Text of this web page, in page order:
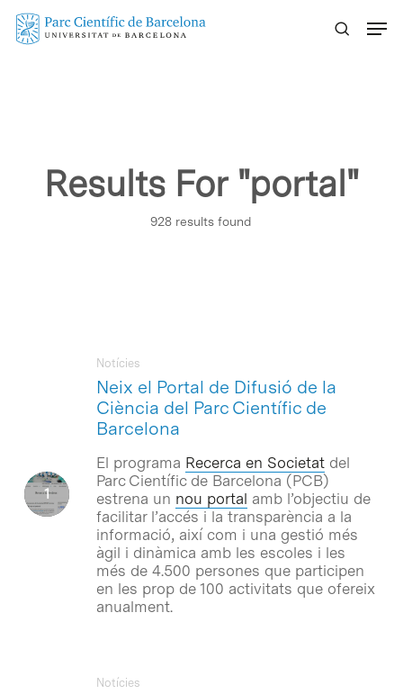
Skip
Results For "portal"
928 results found
Neix el Portal de Difusió de la
Ciència del Parc Científic de
Barcelona
Notícies
El programa Recerca en Societatdel
Parc Científic de Barcelona (PCB)
estrena un nou portal amb l’objectiu de
facilitar l’accés i la transparència a la
informació, així com i una gestió més
àgil i dinàmica amb les escoles i les
més de 4.500 persones que participen
en les prop de 100 activitats que ofereix
anualment.
Notícies